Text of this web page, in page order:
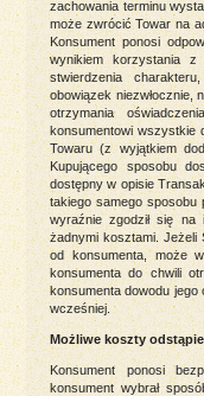
zachowania terminu
może zwrócić Towar na
Konsument ponosi
wynikiem korzystania
stwierdzenia
obowiązek niezwłocznie,
otrzymania
konsumentowi wszystkie
Towaru (z wyjątkiem
Kupującego sposobu
dostępny w opisie
takiego samego sposobu
wyraźnie zgodził się
żadnymi kosztami. Jeżeli
od konsumenta, może
konsumenta do chwili
konsumenta dowodu jego
wcześniej.
Możliwe koszty
Konsument ponosi
konsument wybrał